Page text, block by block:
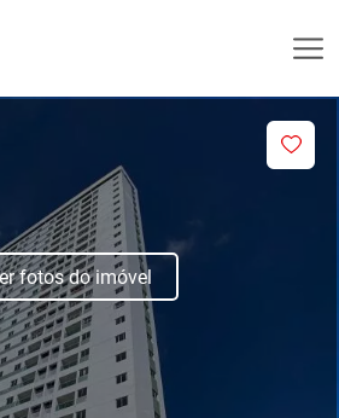
fotos do imóvel